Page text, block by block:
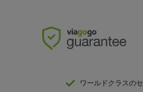
ワールドクラスの